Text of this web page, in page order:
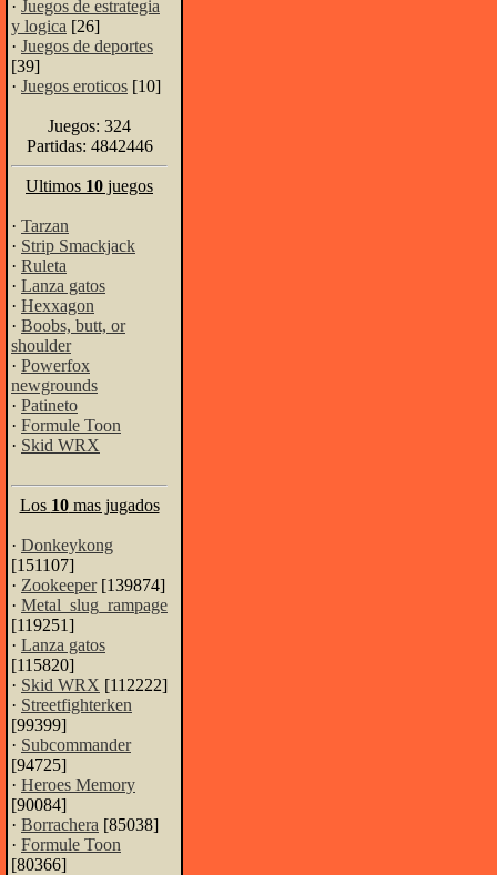
· Juegos de estrategia
y logica [26]
· Juegos de deportes
[39]
· Juegos eroticos [10]
Juegos: 324
Partidas: 4842446
Ultimos 10 juegos
· Tarzan
· Strip Smackjack
· Ruleta
· Lanza gatos
· Hexxagon
· Boobs, butt, or
shoulder
· Powerfox
newgrounds
· Patineto
· Formule Toon
· Skid WRX
Los 10mas jugados
· Donkeykong
[151107]
· Zookeeper[139874]
· Metal_slug_rampage
[119251]
· Lanza gatos
[115820]
· Skid WRX [112222]
· Streetfighterken
[99399]
· Subcommander
[94725]
· Heroes Memory
[90084]
· Borrachera [85038]
· Formule Toon
[80366]